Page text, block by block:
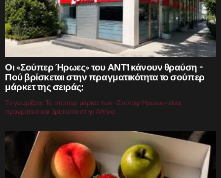
Οι «Σούπερ Ήρωες» του ΑΝΤ1 κάνουν θραύση –
Πού βρίσκεται στην πραγματικότητα το σούπερ
μάρκετ της σειράς;
Το γνωρίζατε; Το σούπερ μάρκετ των «Σούπερ Ηρώων» είναι
πραγματικό και βρίσκεται στην Αθήνα